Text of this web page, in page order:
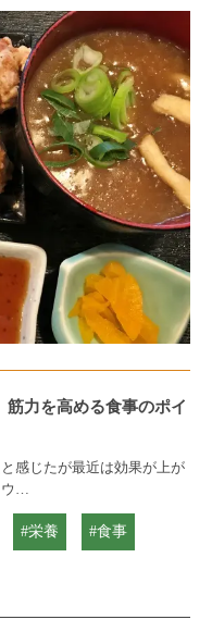
筋力を高める食事のポイ
感じたが最近は効果が上が
…
#栄養 #食事